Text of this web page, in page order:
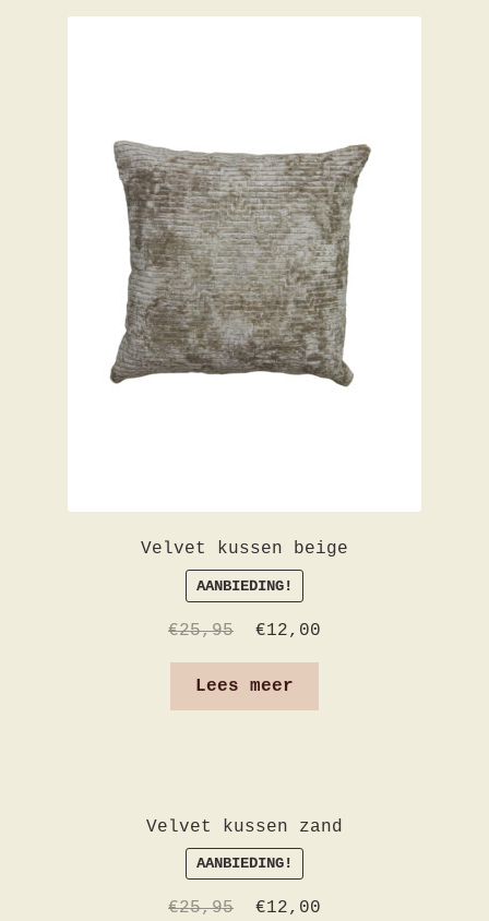
Velvet kussen beige
AANBIEDING!
€25,95 €12,00
Lees meer
Velvet kussen zand
AANBIEDING!
€25,95 €12,00